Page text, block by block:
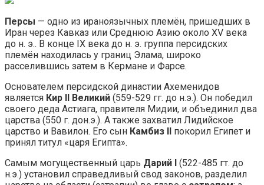
Персы — одно из ираноязычных племён, пришедших в
Иран через Кавказ или Среднюю Азию около XV века
до н. э.. В конце IX века до н. э. группа персидских
племён находилась у границ Элама, широко
расселившись затем в Кермане и Фарсе.
Основателем персидской династии Ахеменидов
является Кир II Великий (559-529 гг. до н.э.). Он победил
своего деда Астиага, правителя Мидии, и объединил два
царства (550 г. дон.э.). А также захватил Лидийское
царство и Вавилон. Его сын Камбиз II
покорил Египет и
принял титул «царя Египта».
Самым могущественный царь Дарий I
(522-485 гт. до
н.э.) установил справедливый свод законов, разделил